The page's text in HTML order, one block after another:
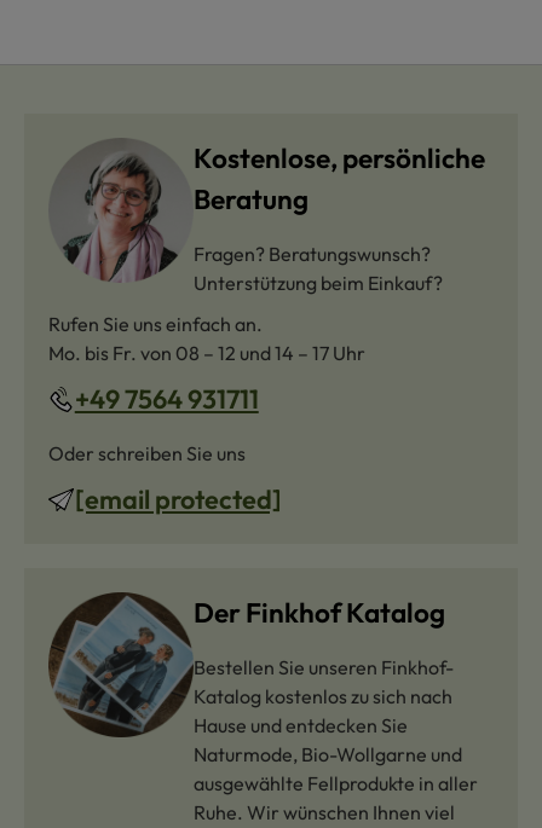
Kostenlose, persönliche
Beratung
Fragen? Beratungswunsch?
Unterstützung beim Einkauf?
Rufen Sie uns einfach an.
Mo. bis Fr. von 08 – 12 und 14 – 17 Uhr
+49 7564 931711
Oder schreiben Sie uns
[email protected]
Der Finkhof Katalog
Bestellen Sie unseren Finkhof-
Katalog kostenlos zu sich nach
Hause und entdecken Sie
Naturmode, Bio-Wollgarne und
ausgewählte Fellprodukte in aller
Ruhe. Wir wünschen Ihnen viel